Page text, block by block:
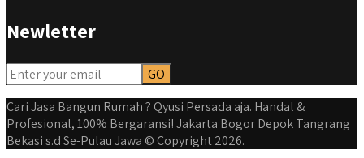
Newletter
Cari Jasa Bangun Rumah ? Qyusi Persada aja. Handal &
Profesional, 100% Bergaransi! Jakarta Bogor Depok Tangrang
Bekasi s.d Se-Pulau Jawa © Copyright 2026.